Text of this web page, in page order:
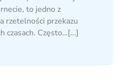
to jedno z
rzetelności przekazu
czasach. Często…[...]